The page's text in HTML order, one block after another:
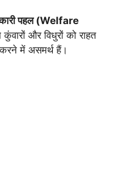
पहल (Welfare
और विधुरों को राहत
में असमर्थ हैं।